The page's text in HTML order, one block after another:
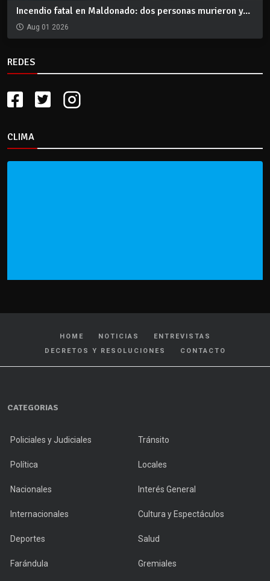
Incendio fatal en Maldonado: dos personas murieron y...
Aug 01 2026
REDES
CLIMA
HOME NOTICIAS
ENTREVISTAS
DECRETOS Y RESOLUCIONES
CONTACTO
CATEGORIAS
Policiales y Judiciales Tránsito
Política Locales
Nacionales Interés General
Internacionales Cultura y Espectáculos
Deportes Salud
Farándula Gremiales